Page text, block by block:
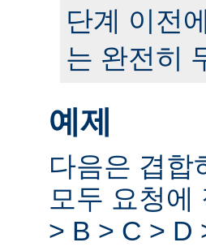
단계 이전
는 완전히
예제
다음은 겹합
모두 요청에
> B > C > D